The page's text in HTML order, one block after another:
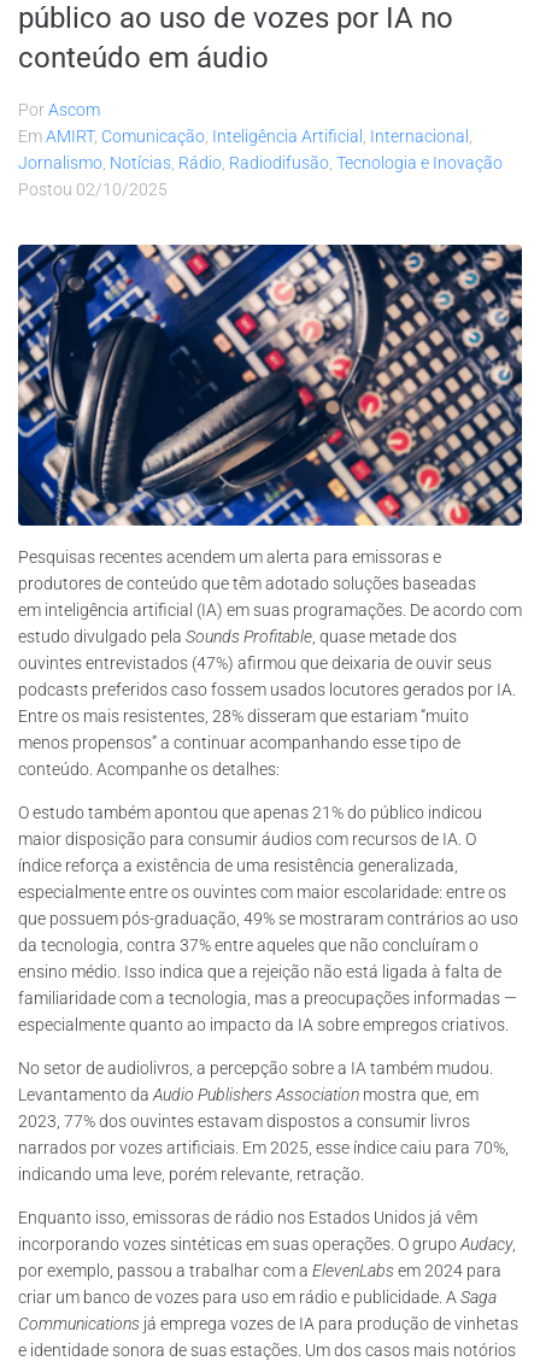
público ao uso de vozes por IA no
conteúdo em áudio
PorAscom
EmAMIRT, Comunicação Inteligência Artificial Internacional
Jornalismo Notícias Rádio Radiodifusão Tecnologia e Inovação
Postou 02/10/2025
Pesquisas recentes acendem um alerta para emissoras e
produtores de conteúdo que têm adotado soluções baseadas
em inteligência artificial (IA) em suas programações. De acordo com
estudo divulgado pela Sounds Profitable , quase metade dos
ouvintes entrevistados (47%) afirmou que deixaria de ouvir seus
podcasts preferidos caso fossem usados locutores gerados por IA.
Entre os mais resistentes, 28% disseram que estariam “muito
menos propensos” a continuar acompanhando esse tipo de
conteúdo. Acompanhe os detalhes:
O estudo também apontou que apenas 21% do público indicou
maior disposição para consumir áudios com recursos de IA. O
índice reforça a existência de uma resistência generalizada,
especialmente entre os ouvintes com maior escolaridade: entre os
que possuem pós-graduação, 49% se mostraram contrários ao uso
da tecnologia, contra 37% entre aqueles que não concluíram o
ensino médio. Isso indica que a rejeição não está ligada à falta de
familiaridade com a tecnologia, mas a preocupações informadas —
especialmente quanto ao impacto da IA sobre empregos criativos.
No setor de audiolivros, a percepção sobre a IA também mudou.
Levantamento da Audio PublishersAssociation mostra que, em
2023, 77% dos ouvintes estavam dispostos a consumir livros
narrados por vozes artificiais. Em 2025, esse índice caiu para 70%,
indicando uma leve, porém relevante, retração.
Enquanto isso, emissoras de rádio nos Estados Unidos já vêm
incorporando vozes sintéticas em suas operações. O grupoAudacy,
por exemplo, passou a trabalhar com a ElevenLabsem 2024 para
criar um banco de vozes para uso em rádio e publicidade. A Saga
Communications já emprega vozes de IA para produção de vinhetas
e identidade sonora de suas estações. Um dos casos mais notórios